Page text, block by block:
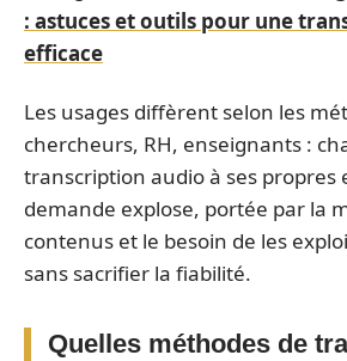
: astuces et outils pour une
efficace
Les usages diffèrent selon les
chercheurs, RH, enseignants :
transcription audio à ses propres
demande explose, portée par la
contenus et le besoin de les
sans sacrifier la fiabilité.
Quelles méthodes de